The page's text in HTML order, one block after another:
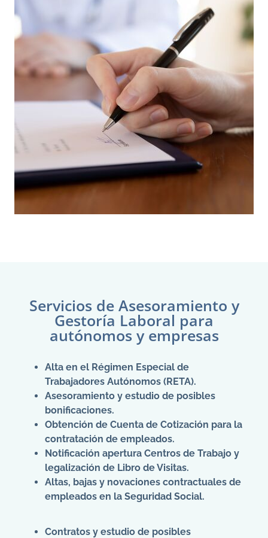
Servicios de Asesoramiento y
Gestoría Laboral para
autónomos y empresas
Alta en el Régimen Especial de
Trabajadores Autónomos (RETA).
Asesoramiento y estudio de posibles
bonificaciones.
Obtención de Cuenta de Cotización para la
contratación de empleados.
Notificación apertura Centros de Trabajo y
legalización de Libro de Visitas.
Altas, bajas y novaciones contractuales de
empleados en la Seguridad Social.
Contratos y estudio de posibles